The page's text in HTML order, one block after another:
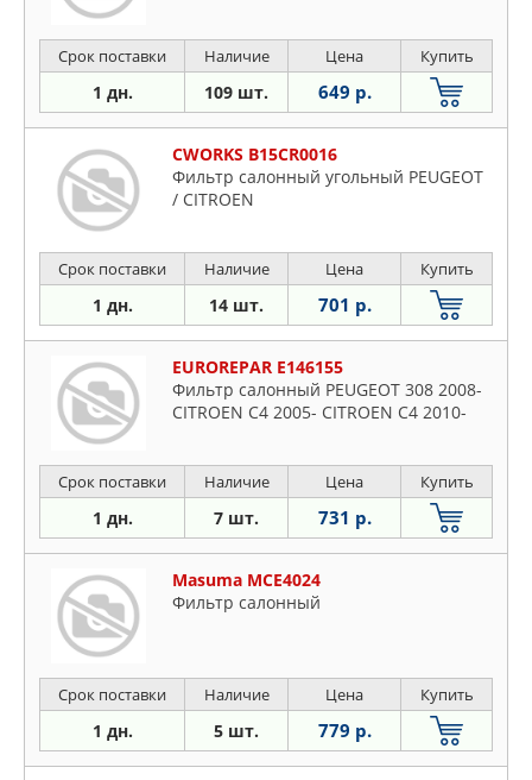
Срок поставки Наличие Цена Купить
1 дн. 109 шт. 649 р.
CWORKS B15CR0016
Фильтр салонный угольный PEUGEOT
/ CITROEN
Срок поставки Наличие Цена Купить
1 дн. 14 шт. 701 р.
EUROREPAR E146155
Фильтр салонный PEUGEOT 308 2008-
CITROEN C4 2005- CITROEN C4 2010-
Срок поставки Наличие Цена Купить
1 дн. 7 шт. 731 р.
Masuma MCE4024
Фильтр салонный
Срок поставки Наличие Цена Купить
1 дн. 5 шт. 779 р.